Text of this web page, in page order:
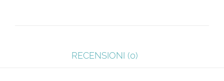
RECENSIONI (0)